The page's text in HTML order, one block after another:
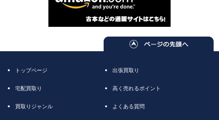
トップページ 出張買取り
宅配買取り 高く売れるポイント
買取りジャンル よくある質問